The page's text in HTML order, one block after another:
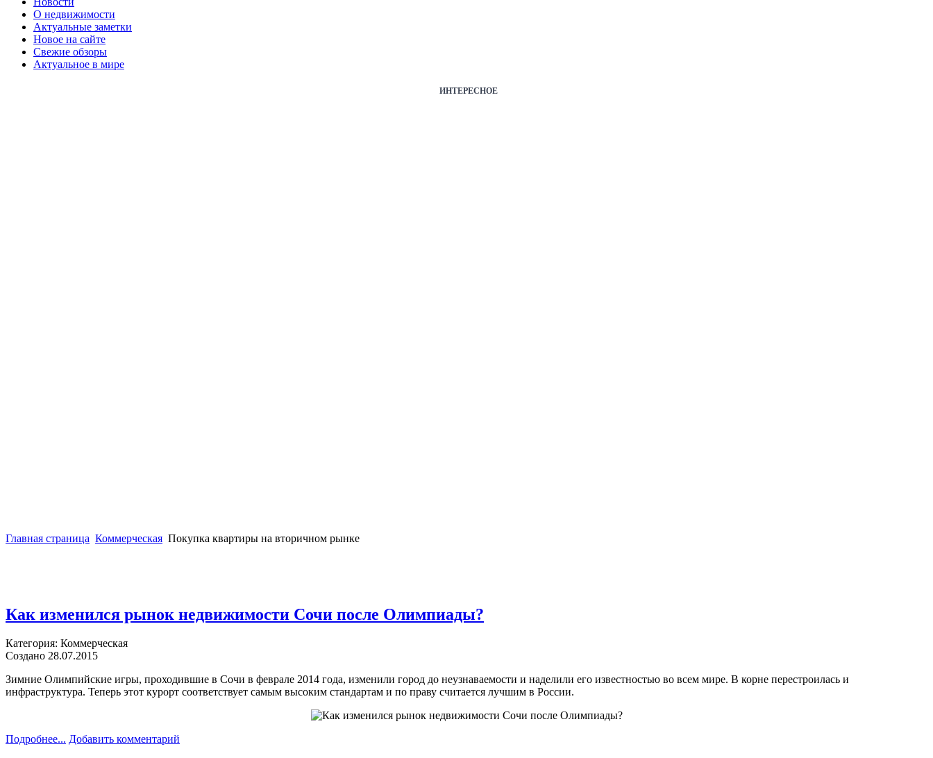
О недвижимости
Актуальные заметки
Новое на сайте
Свежие обзоры
Актуальное в мире
ИНТЕРЕСНОЕ
Главная страница Коммерческая Покупка квартиры на вторичном рынке
Как изменился рынок недвижимости Сочи после Олимпиады?
Категория: Коммерческая
Создано 28.07.2015
Зимние Олимпийские игры, проходившие в Сочи в феврале 2014 года, изменили город до неузнаваемости и наделили его известностью во всем мире. В корне перестроилась и
инфраструктура. Теперь этот курорт соответствует самым высоким стандартам и по праву считается лучшим в России.
Подробнее... Добавить комментарий